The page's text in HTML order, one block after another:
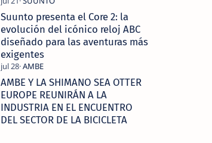
Suunto presenta el Core 2: la
evolución del icónico reloj ABC
diseñado para las aventuras más
exigentes
AMBE Y LA SHIMANO SEA OTTER
EUROPE REUNIRÁN A LA
INDUSTRIA EN EL ENCUENTRO
DEL SECTOR DE LA BICICLETA